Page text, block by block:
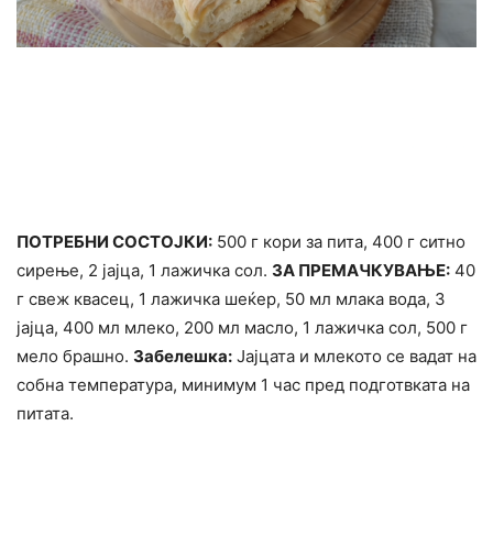
ПОТРЕБНИ СОСТОЈКИ: 500 г кори за пита, 400 г ситно
сирење, 2 јајца, 1 лажичка сол. ЗА ПРЕМАЧКУВАЊЕ: 40
г свеж квасец, 1 лажичка шеќер, 50 мл млака вода, 3
јајца, 400 мл млеко, 200 мл масло, 1 лажичка сол, 500 г
мело брашно. Забелешка: Jajцата и млекото се вадат на
собна температура, минимум 1 час пред подготвката на
питата.